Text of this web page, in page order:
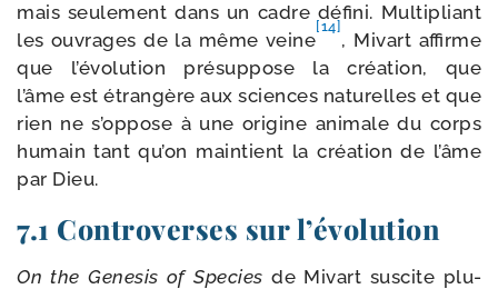
mais seule­ment dans un cadre défi­ni. Multipliant
les ouvrages de la même veine
[14]
, Mivart affirme
que l’évolution pré­sup­pose la créa­tion, que
l’âme est étran­gère aux sciences natu­relles et que
rien ne s’oppose à une ori­gine ani­male du corps
humain tant qu’on main­tient la créa­tion de l’âme
par Dieu.
7.1 Controverses sur l’évolution
On the Genesis of Species de Mivart sus­cite plu­